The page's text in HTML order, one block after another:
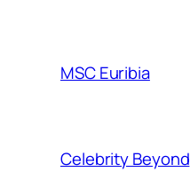
MSC Euribia
Celebrity Beyond